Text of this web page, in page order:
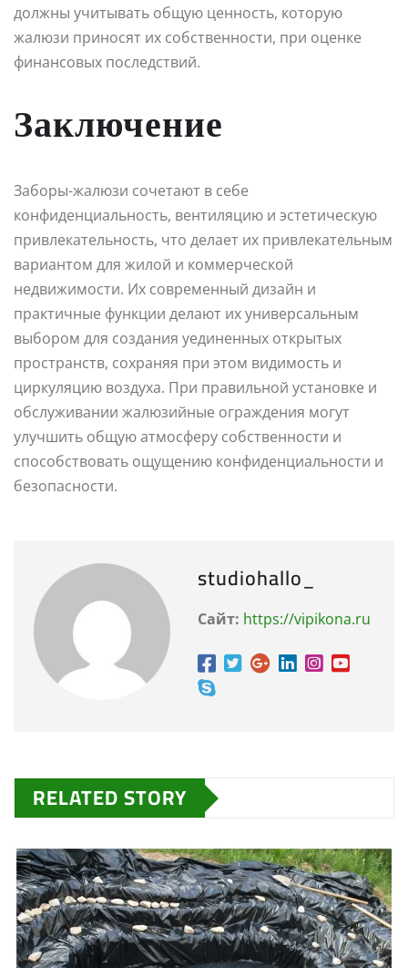
должны учитывать общую ценность, которую
жалюзи приносят их собственности, при оценке
финансовых последствий.
Заключение
Заборы-жалюзи сочетают в себе
конфиденциальность, вентиляцию и эстетическую
привлекательность, что делает их привлекательным
вариантом для жилой и коммерческой
недвижимости. Их современный дизайн и
практичные функции делают их универсальным
выбором для создания уединенных открытых
пространств, сохраняя при этом видимость и
циркуляцию воздуха. При правильной установке и
обслуживании жалюзийные ограждения могут
улучшить общую атмосферу собственности и
способствовать ощущению конфиденциальности и
безопасности.
studiohallo_
Сайт: https://vipikona.ru
RELATED STORY